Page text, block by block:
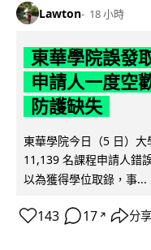
Lawton 18 小時
東華學院誤發
申請人一度空
防護缺失
東華學院今日（5 日）
11,139 名課程申請人錯
以為獲得學位取錄，事...
143 17 ↗ 分享